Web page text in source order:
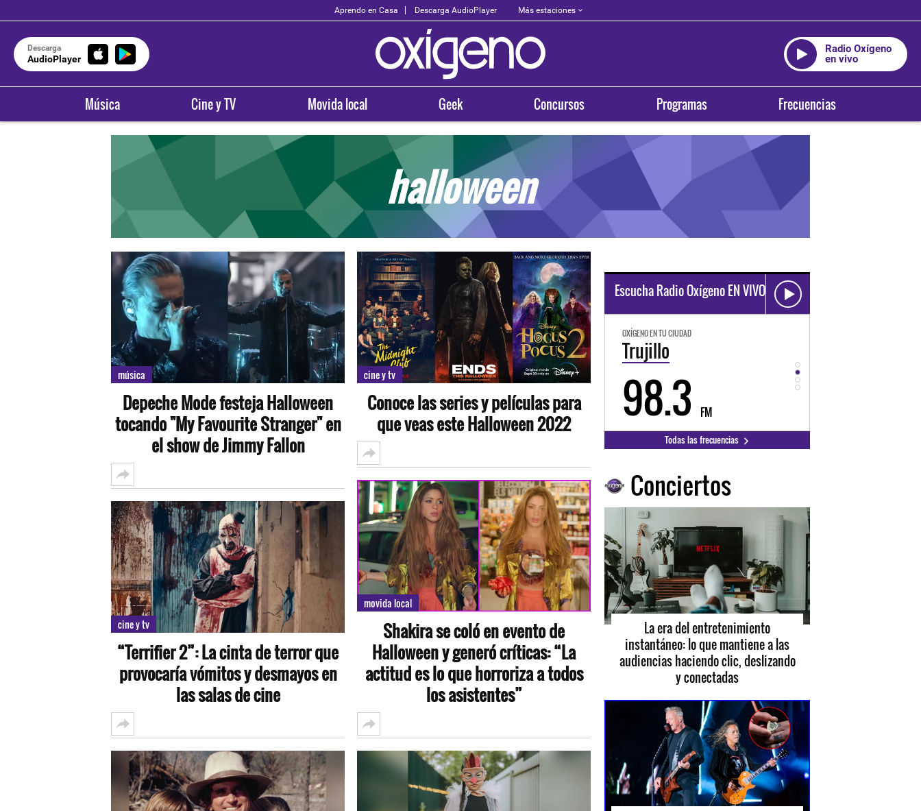
Aprendo en Casa Descarga AudioPlayer Más estaciones
Descarga
AudioPlayer
Radio Oxígeno
en vivo
Música Cine y TV Movida local Geek Concursos Programas Frecuencias
halloween
música
Depeche Mode festeja Halloween
tocando "My Favourite Stranger" en
el show de Jimmy Fallon
cine y tv
“Terrifier 2”: La cinta de terror que
provocaría vómitos y desmayos en
las salas de cine
cine y tv
Conoce las series y películas para
que veas este Halloween 2022
movida local
Shakira se coló en evento de
Halloween y generó críticas: “La
actitud es lo que horroriza a todos
los asistentes”
Escucha Radio Oxígeno EN VIVO
OXÍGENO EN TU CIUDAD
Arequipa
93.5 FM
OXÍGENO EN TU CIUDAD
Trujillo
98.3 FM 94.3
Todas las frecuencias
Conciertos
La era del entretenimiento
instantáneo: lo que mantiene a las
audiencias haciendo clic, deslizando
y conectadas